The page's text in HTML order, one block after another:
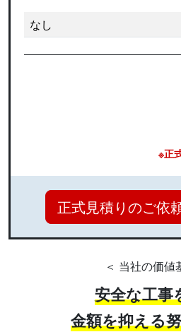
なし
※正
正式見積りのご依
＜ 当社の価値
安全な工事
金額を抑える